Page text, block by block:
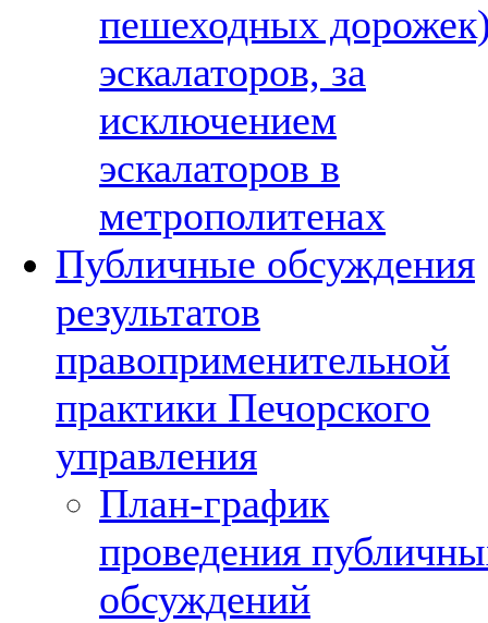
пешеходных
эскалаторов, за
исключением
эскалаторов в
метрополитенах
Публичные обсуждения
результатов
правоприменительной
практики Печорского
управления
План-график
проведения
обсуждений